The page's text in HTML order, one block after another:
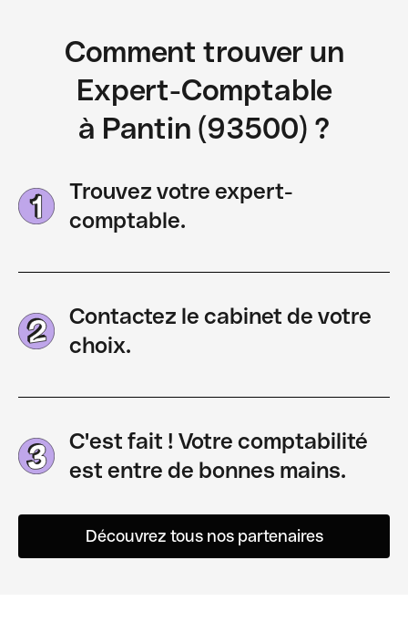
Comment trouver un
Expert-Comptable
à Pantin (93500) ?
Trouvez votre expert-
comptable.
Contactez le cabinet de votre
choix.
C'est fait ! Votre comptabilité
est entre de bonnes mains.
Découvrez tous nos partenaires